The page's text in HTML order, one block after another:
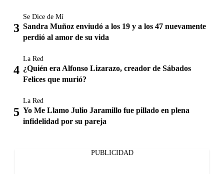
Se Dice de Mí
Sandra Muñoz enviudó a los 19 y a los 47 nuevamente
perdió al amor de su vida
La Red
¿Quién era Alfonso Lizarazo, creador de Sábados
Felices que murió?
La Red
Yo Me Llamo Julio Jaramillo fue pillado en plena
infidelidad por su pareja
PUBLICIDAD